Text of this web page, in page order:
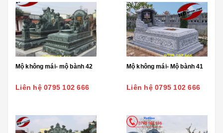
Mộ không mái- mộ bành 42
Liên hệ 0795 102 666
Mộ không mái- Mộ bành 41
Liên hệ 0795 102 666